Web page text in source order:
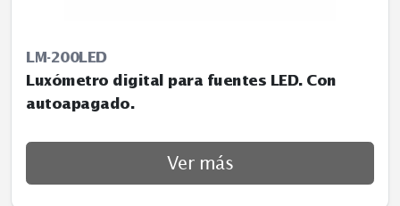
LM-200LED
Luxómetro digital para fuentes LED. Con
autoapagado.
Ver más